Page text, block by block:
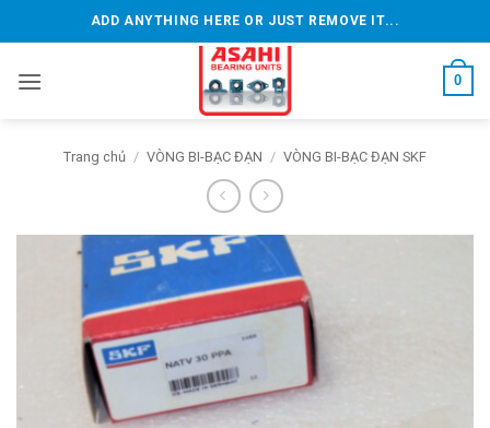
qua
dung
ADD ANYTHING HERE OR JUST REMOVE IT...
0
Trang chủ / VÒNG BI-BẠC ĐẠN / VÒNG BI-BẠC ĐẠN SKF